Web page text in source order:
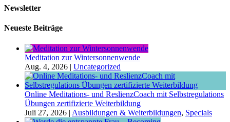
Newsletter
Neueste Beiträge
Meditation zur Wintersonnenwende
Aug. 4, 2026 | Uncategorized
Online Meditations- und ReslienzCoach mit Selbstregulations
Übungen zertifizierte Weiterbildung
Juli 27, 2026 | Ausbildungen & Weiterbildungen, Specials